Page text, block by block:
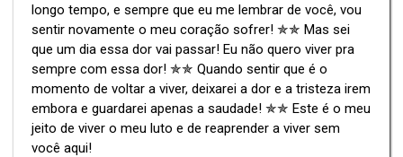
longo tempo, e sempre que eu me lembrar de você, vou
sentir novamente o meu coração sofrer! ✯✯ Mas sei
que um dia essa dor vai passar! Eu não quero viver pra
sempre com essa dor! ✯✯ Quando sentir que é o
momento de voltar a viver, deixarei a dor e a tristeza irem
embora e guardarei apenas a saudade! ✯✯ Este é o meu
jeito de viver o meu luto e de reaprender a viver sem
você aqui!